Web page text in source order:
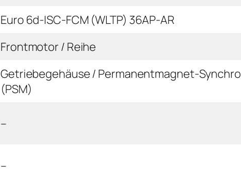
Euro 6d-ISC-FCM (WLTP) 36AP-AR
Frontmotor / Reihe
Getriebegehäuse / Permanentmagnet-
(PSM)
–
–